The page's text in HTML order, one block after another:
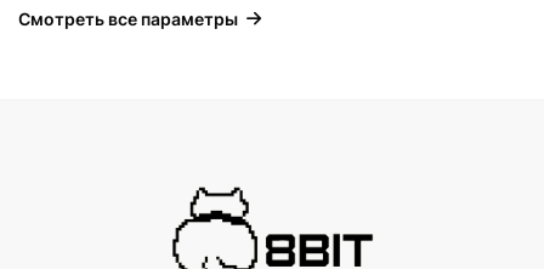
Смотреть все параметры